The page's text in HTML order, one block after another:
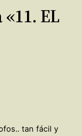
EL
tan fácil y